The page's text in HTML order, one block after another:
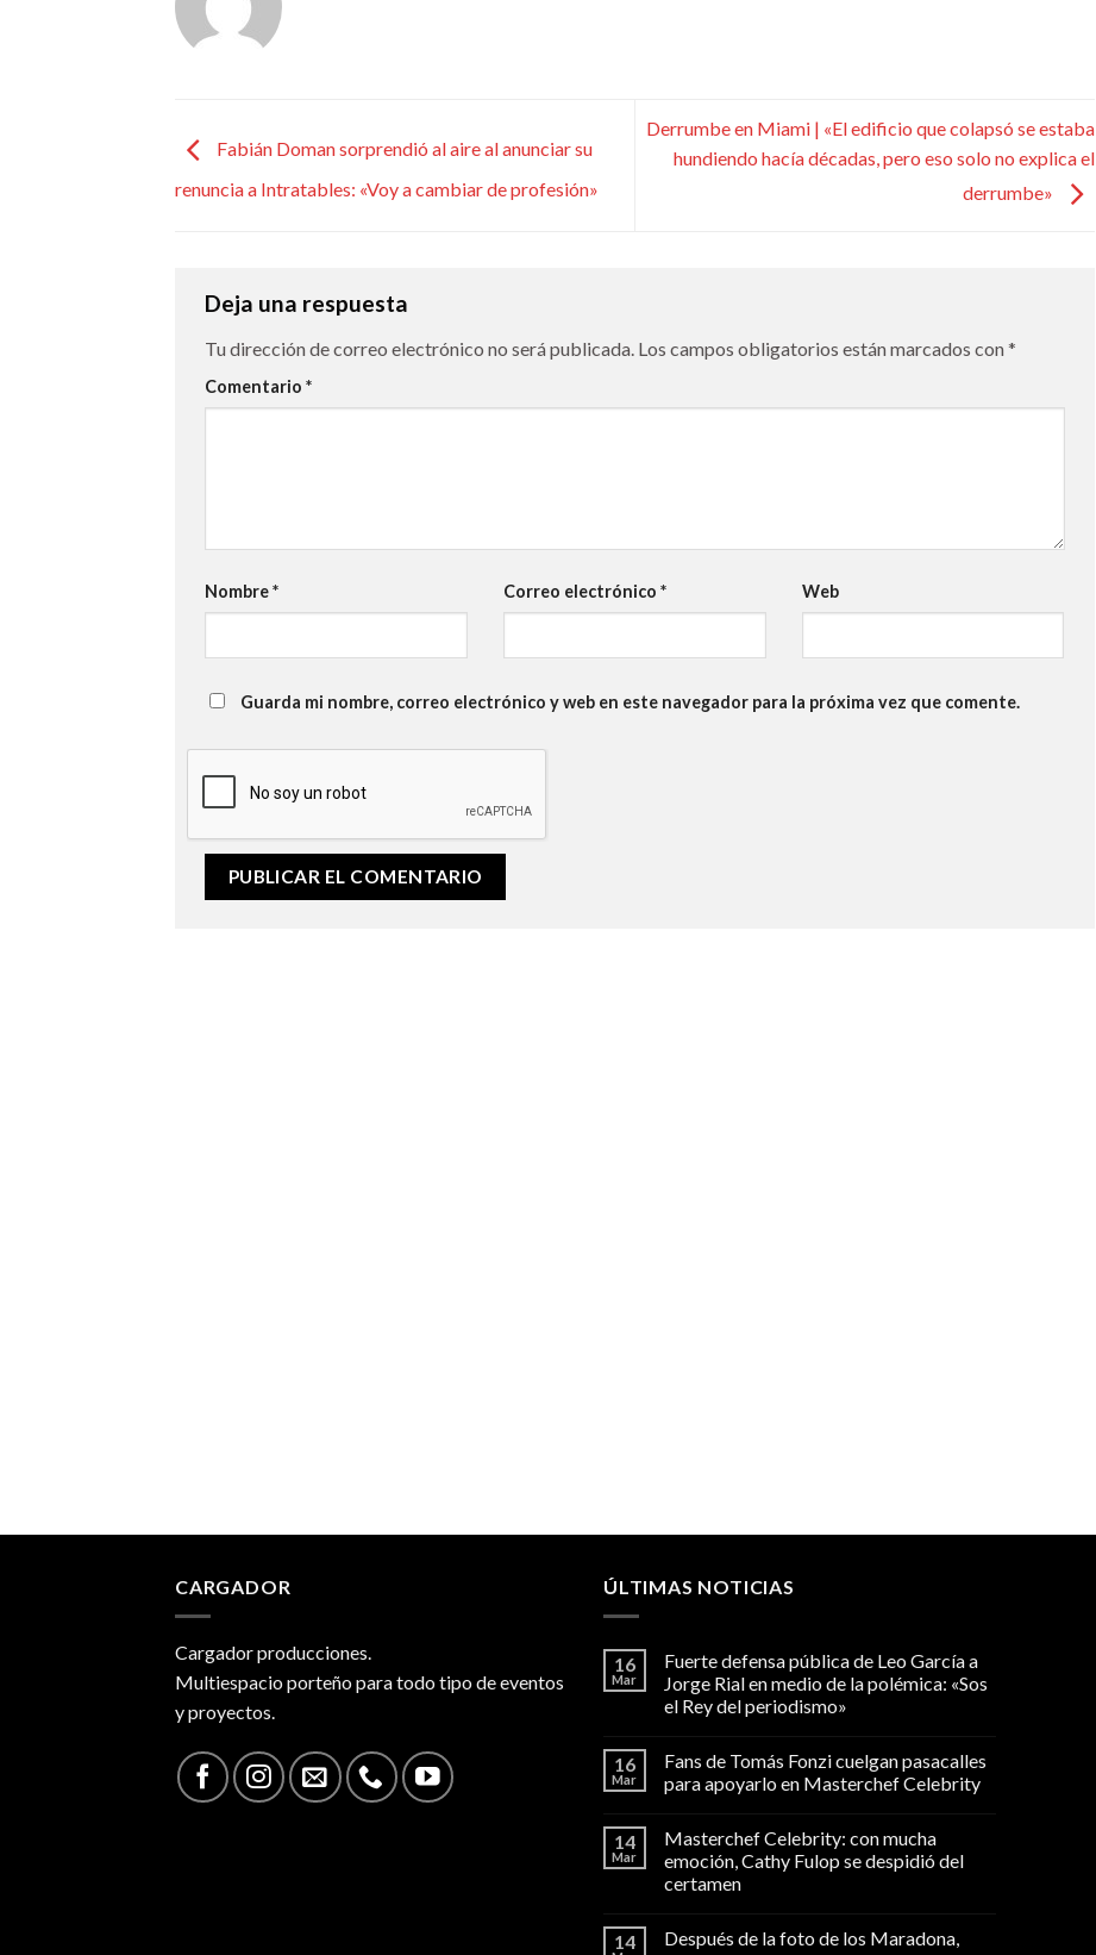
Fabián Doman sorprendió al aire al anunciar su
renuncia a Intratables: «Voy a cambiar de profesión»
Derrumbe en Miami | «El edificio que colapsó se estaba
hundiendo hacía décadas, pero eso solo no explica el
derrumbe»
Deja una respuesta
Tu dirección de correo electrónico no será publicada. Los campos obligatorios están marcados con*
Comentario *
Nombre* Correo electrónico * Web
Guarda mi nombre, correo electrónico y web en este navegador para la próxima vez que comente.
CARGADOR
Cargador producciones.
Multiespacio porteño para todo tipo de eventos
y proyectos.
ÚLTIMAS NOTICIAS
16
Mar
Fuerte defensa pública de Leo García a
Jorge Rial en medio de la polémica: «Sos
el Rey del periodismo»
16
Mar
Fans de Tomás Fonzi cuelgan pasacalles
para apoyarlo en Masterchef Celebrity
14
Mar
Masterchef Celebrity: con mucha
emoción, Cathy Fulop se despidió del
certamen
14
Después de la foto de los Maradona,